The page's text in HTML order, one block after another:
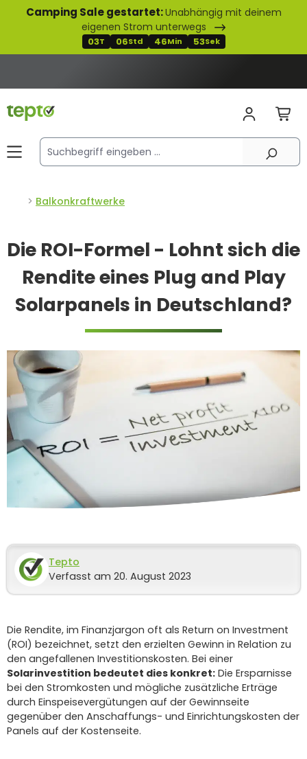
springen
Camping Sale gestartet:Unabhängig mit deinem
eigenen Strom unterwegs
03T 06Std 46Min 52Sek
Balkonkraftwerke
Die ROI-Formel - Lohnt sich die
Rendite eines Plug and Play
Solarpanels in Deutschland?
Tepto
Verfasst am 20. August 2023
Die Rendite, im Finanzjargon oft als Return on Investment
(ROI) bezeichnet, setzt den erzielten Gewinn in Relation zu
den angefallenen Investitionskosten. Bei einer
Solarinvestition bedeutet dies konkret: Die Ersparnisse
bei den Stromkosten und mögliche zusätzliche Erträge
durch Einspeisevergütungen auf der Gewinnseite
gegenüber den Anschaffungs- und Einrichtungskosten der
Panels auf der Kostenseite.